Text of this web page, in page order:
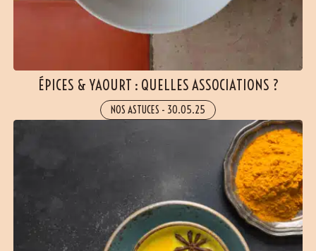
ÉPICES & YAOURT : QUELLES ASSOCIATIONS ?
NOS ASTUCES - 30.05.25